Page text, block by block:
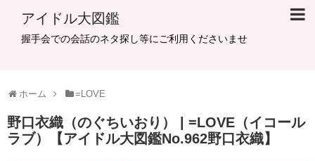
アイドル大図鑑
握手会での会話のネタ探し等にご利用くださいませ
ホーム =LOVE
野口衣織（のぐちいおり） | =LOVE（イコール
ラブ）【アイドル大図鑑No.962野口衣織】